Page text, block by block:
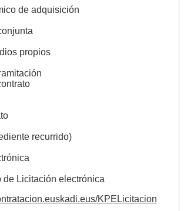
de adquisición
propios
recurrido)
de Licitación electrónica
KPELicitacion